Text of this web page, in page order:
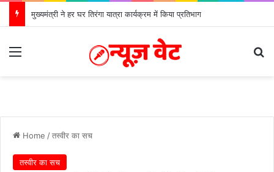
मुख्यमंत्री ने हर घर तिरंगा यात्रा कार्यक्रम में किया प्रतिभाग
Menu
Home /तस्वीर का सच
तस्वीर का सच